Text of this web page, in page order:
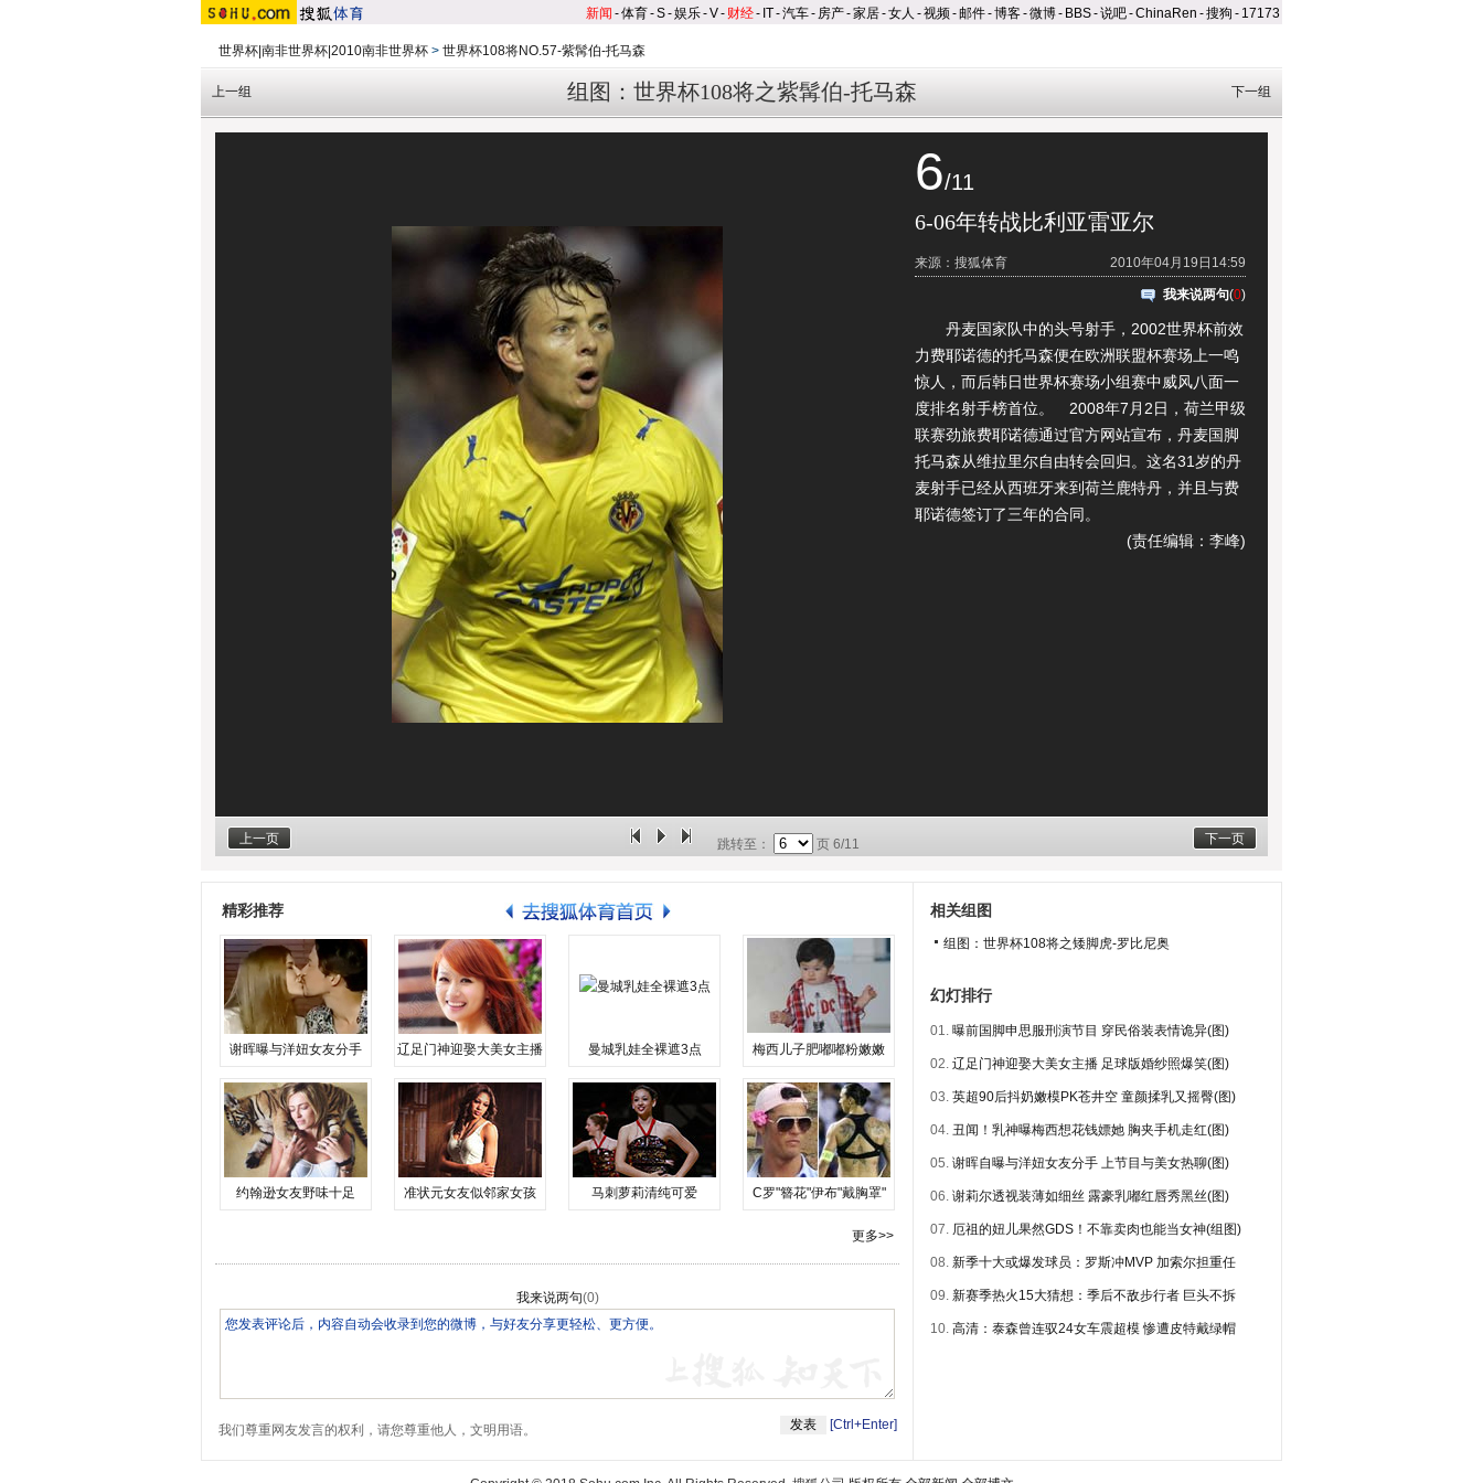
新闻 -体育-S-娱乐-V- 财经- IT-汽车- 房产-家居-女人 -视频-邮件-博客-微博- BBS-说吧-ChinaRen -搜狗 - 17173
世界杯|南非世界杯|2010南非世界杯 > 世界杯108将NO.57-紫髯伯-托马森
组图：世界杯108将之紫髯伯-托马森
上一组 下一组
6/11
6-06年转战比利亚雷亚尔
2010年04月19日14:59
来源：搜狐体育
我来说两句(0)
丹麦国家队中的头号射手，2002世界杯前效
力费耶诺德的托马森便在欧洲联盟杯赛场上一鸣
惊人，而后韩日世界杯赛场小组赛中威风八面一
度排名射手榜首位。 2008年7月2日，荷兰甲级
联赛劲旅费耶诺德通过官方网站宣布，丹麦国脚
托马森从维拉里尔自由转会回归。这名31岁的丹
麦射手已经从西班牙来到荷兰鹿特丹，并且与费
耶诺德签订了三年的合同。
(责任编辑：李峰)
上一页 下一页
跳转至： 页 6/11
精彩推荐
谢晖曝与洋妞女友分手 辽足门神迎娶大美女主播 曼城乳娃全裸遮3点 梅西儿子肥嘟嘟粉嫩嫩
约翰逊女友野味十足 准状元女友似邻家女孩 马刺萝莉清纯可爱 C罗"簪花"伊布"戴胸罩"
更多>>
我来说两句(0)
我们尊重网友发言的权利，请您尊重他人，文明用语。 [Ctrl+Enter]
相关组图
组图：世界杯108将之矮脚虎-罗比尼奥
幻灯排行
01. 曝前国脚申思服刑演节目 穿民俗装表情诡异(图)
02. 辽足门神迎娶大美女主播 足球版婚纱照爆笑(图)
03. 英超90后抖奶嫩模PK苍井空 童颜揉乳又摇臀(图)
04. 丑闻！乳神曝梅西想花钱嫖她 胸夹手机走红(图)
05. 谢晖自曝与洋妞女友分手 上节目与美女热聊(图)
06. 谢莉尔透视装薄如细丝 露豪乳嘟红唇秀黑丝(图)
07. 厄祖的妞儿果然GDS！不靠卖肉也能当女神(组图)
08. 新季十大或爆发球员：罗斯冲MVP 加索尔担重任
09. 新赛季热火15大猜想：季后不敌步行者 巨头不拆
10. 高清：泰森曾连驭24女车震超模 惨遭皮特戴绿帽